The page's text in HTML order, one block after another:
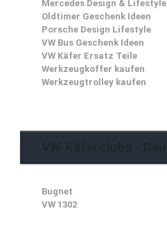
Mercedes Design & Lifestyle
Oldtimer Geschenk Ideen
Porsche Design Lifestyle
VW Bus Geschenk Ideen
VW Käfer Ersatz Teile
Werkzeugkoffer kaufen
Werkzeugtrolley kaufen
Bugnet
VW 1302